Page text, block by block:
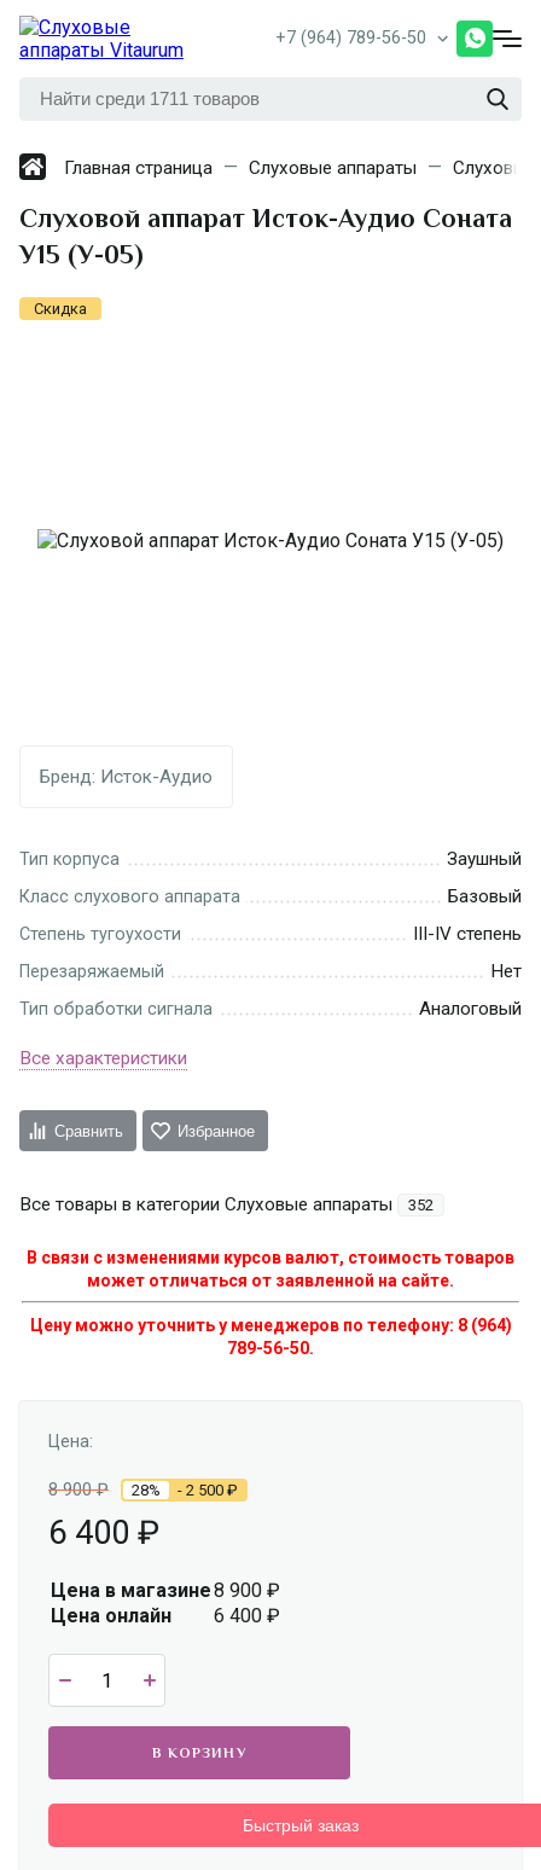
+7 (964) 789-56-50
Главная страница Слуховые аппараты Слуховые
Слуховой аппарат Исток-Аудио Соната
У15 (У-05)
Скидка
Бренд: Исток-Аудио
Тип корпуса Заушный
Класс слухового аппарата Базовый
Степень тугоухости III-IV степень
Перезаряжаемый Нет
Тип обработки сигнала Аналоговый
Все характеристики
Сравнить Избранное
Все товары в категории Слуховые аппараты 352
В связи с изменениями курсов валют, стоимость товаров
может отличаться от заявленной на сайте.
Цену можно уточнить у менеджеров по телефону: 8 (964)
789-56-50.
Цена:
8 900₽ 28% - 2 500 ₽
6 400 ₽
Цена в магазине8 900 ₽
Цена онлайн
6 400 ₽
В КОРЗИНУ
Быстрый заказ